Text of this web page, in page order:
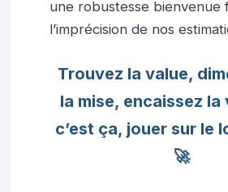
une robustesse bienvenue
l’imprécision de nos
Trouvez la value,
la mise, encaissez la
c’est ça, jouer sur le
🚀